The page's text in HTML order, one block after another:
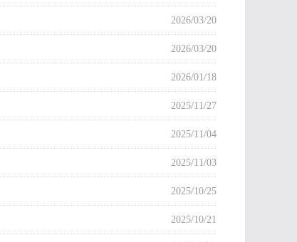
2026/03/20
2026/03/20
2026/01/18
2025/11/27
2025/11/04
2025/11/03
2025/10/25
2025/10/21